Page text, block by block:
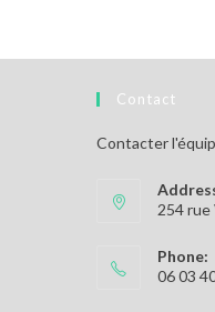
Contact
Contacter
254 rue
Phone:
06 03